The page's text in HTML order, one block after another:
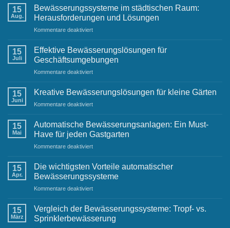
Bewässerung
für
Sportplätze
15
Aug.
Bewässerungssysteme im städtischen Raum:
Herausforderungen und Lösungen
Kommentare deaktiviertfür
städtischen
Raum:
Herausforderungen
Lösungen
15
Juli
Effektive Bewässerungslösungen für
Geschäftsumgebungen
Kommentare deaktiviertfür
Bewässerungslösungen
Geschäftsumgebungen
15
Juni
Kreative Bewässerungslösungen für kleine Gärten
Kommentare deaktiviertfür
Bewässerungslösungen
für
kleine
Gärten
15
Mai
Automatische Bewässerungsanlagen: Ein Must-
Have für jeden Gastgarten
Kommentare deaktiviertfür
Bewässerungsanlagen:
Must-
Have
jeden
Gastgarten
15
Apr.
Die wichtigsten Vorteile automatischer
Bewässerungssysteme
Kommentare deaktiviertfür
wichtigsten
automatischer
15
März
Vergleich der Bewässerungssysteme: Tropf- vs.
Sprinklerbewässerung